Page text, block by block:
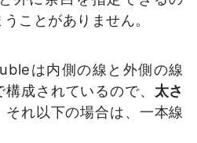
ことがありません。
は内側の線と外側の線
成されているので、 太さ
それ以下の場合は、一本線